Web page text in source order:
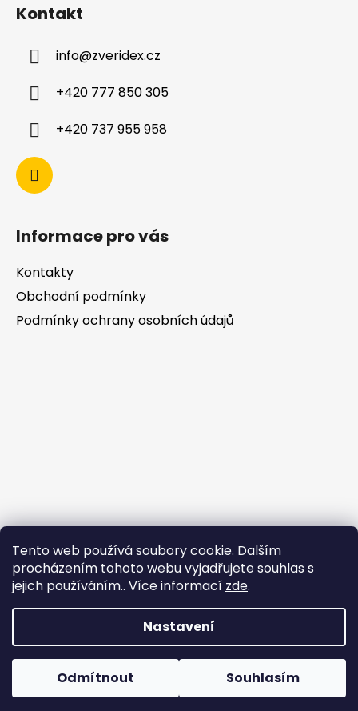
Tento web používá soubory cookie. Dalším
procházením tohoto webu vyjadřujete souhlas s
jejich používáním.. Více informací zde.
Nastavení
Odmítnout Souhlasím
Kontakt
info@zveridex.cz
+420 777 850 305
+420 737 955 958
Informace pro vás
Kontakty
Obchodní podmínky
Podmínky ochrany osobních údajů
Tvorba e-shopu: Ondřej Doležal
Vytvořil Shoptet
Copyright 2026
. Všechna práva
vyhrazena.